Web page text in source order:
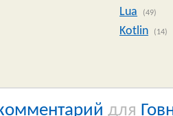
Lua
(49)
Kotlin (14)
для